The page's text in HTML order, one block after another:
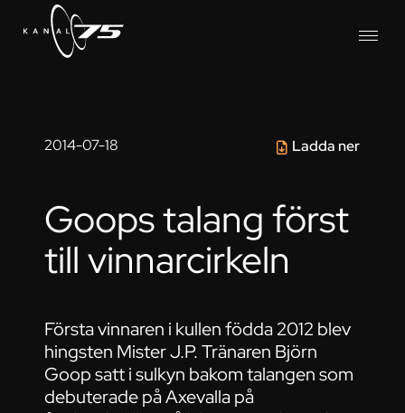
2014-07-18 Ladda ner
Goops talang först
till vinnarcirkeln
Första vinnaren i kullen födda 2012 blev
hingsten Mister J.P. Tränaren Björn
Goop satt i sulkyn bakom talangen som
debuterade på Axevalla på